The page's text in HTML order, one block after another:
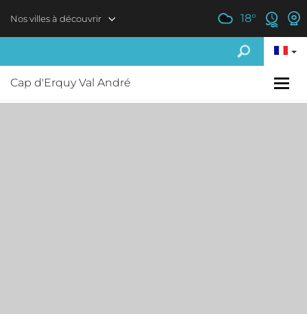
Nos villes à découvrir 18°
Cap d'Erquy Val André